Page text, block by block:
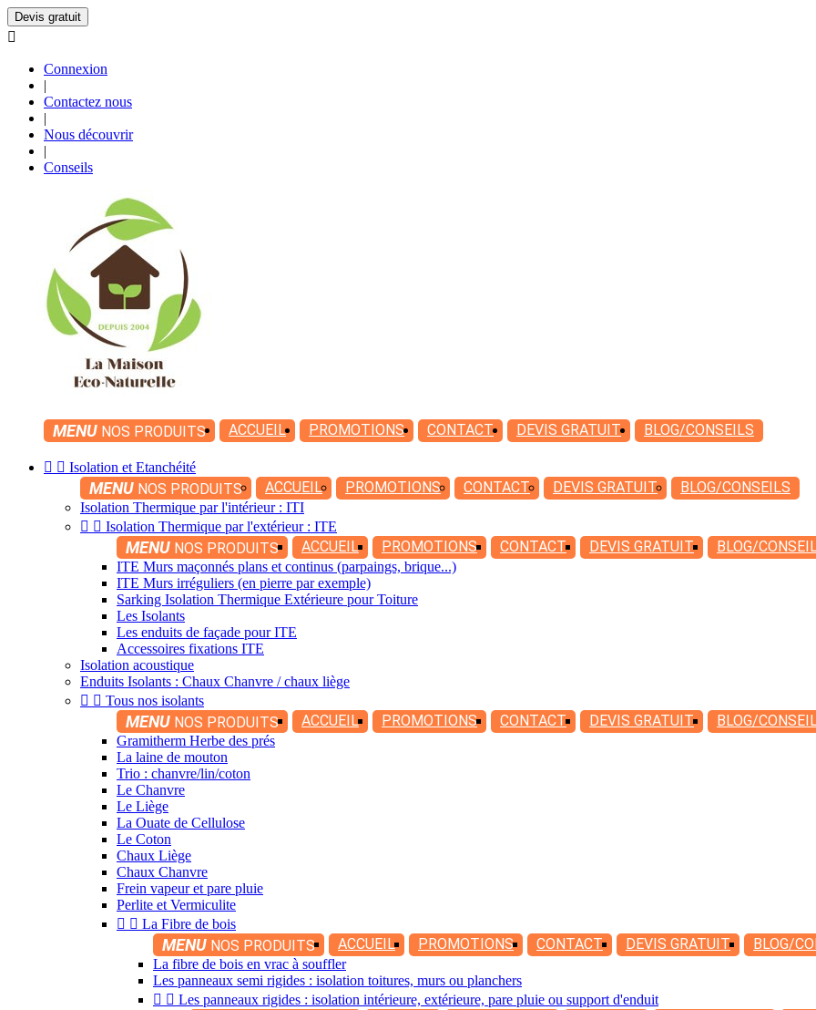
Devis gratuit

Connexion
|
Contactez nous
|
Nous découvrir
|
Conseils
MENU NOS PRODUITS ACCUEIL PROMOTIONS CONTACT DEVIS GRATUIT BLOG/CONSEILS
  Isolation et Etanchéité
MENU NOS PRODUITS ACCUEIL PROMOTIONS CONTACT DEVIS GRATUIT BLOG/CONSEILS
Isolation Thermique par l'intérieur : ITI
  Isolation Thermique par l'extérieur : ITE
MENU NOS PRODUITS ACCUEIL PROMOTIONS CONTACT DEVIS GRATUIT BLOG/
ITE Murs maçonnés plans et continus (parpaings, brique...)
ITE Murs irréguliers (en pierre par exemple)
Sarking Isolation Thermique Extérieure pour Toiture
Les Isolants
Les enduits de façade pour ITE
Accessoires fixations ITE
Isolation acoustique
Enduits Isolants : Chaux Chanvre / chaux liège
  Tous nos isolants
MENU NOS PRODUITS ACCUEIL PROMOTIONS CONTACT DEVIS GRATUIT BLOG/
Gramitherm Herbe des prés
La laine de mouton
Trio : chanvre/lin/coton
Le Chanvre
Le Liège
La Ouate de Cellulose
Le Coton
Chaux Liège
Chaux Chanvre
Frein vapeur et pare pluie
Perlite et Vermiculite
  La Fibre de bois
MENU NOS PRODUITS ACCUEIL PROMOTIONS CONTACT DEVIS GRATUIT BLOG/
La fibre de bois en vrac à souffler
Les panneaux semi rigides : isolation toitures, murs ou planchers
  Les panneaux rigides : isolation intérieure, extérieure, pare pluie ou support d'enduit